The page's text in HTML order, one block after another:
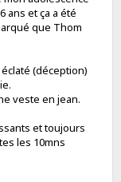
ans et ça a été
que Thom
(déception)
veste en jean.
et toujours
les 10mns